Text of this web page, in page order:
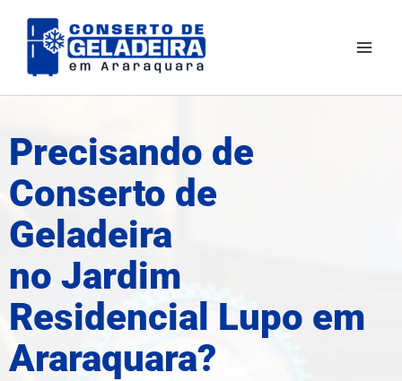
para
Precisando de
Conserto de
Geladeira
no Jardim
Residencial Lupo em
Araraquara?